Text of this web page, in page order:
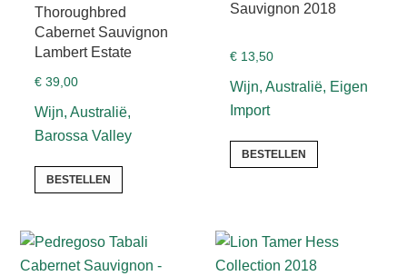
Thoroughbred
Cabernet Sauvignon
Lambert Estate
€ 39,00
Wijn, Australië,
Barossa Valley
BESTELLEN
Sauvignon 2018
€13,50
Wijn, Australië, Eigen
Import
BESTELLEN